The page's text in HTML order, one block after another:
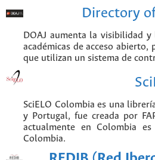
Directory
DOAJ aumenta la visibilidad
académicas de acceso
que utilizan un sistema de
SciELO Colombia es una
y Portugal, fue creada por
actualmente en Colombia
Colombia.